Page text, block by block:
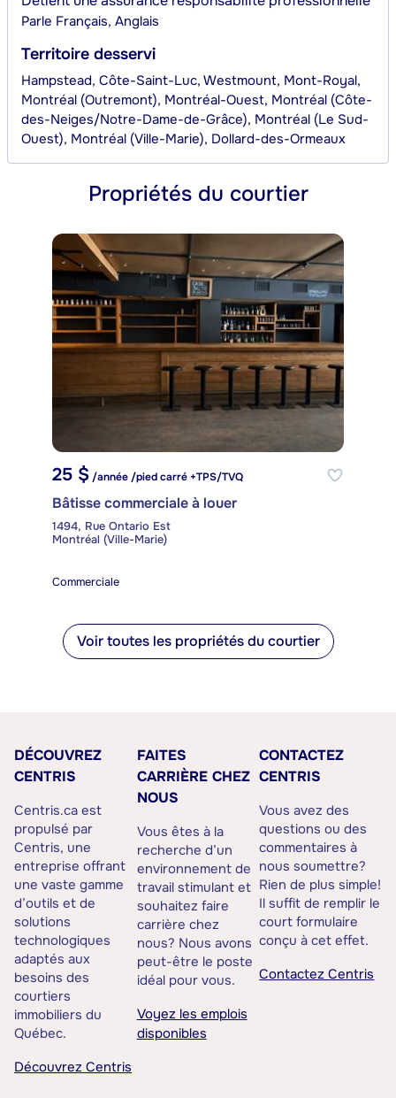
Parle Français, Anglais
Territoire desservi
Hampstead, Côte-Saint-Luc, Westmount, Mont-Royal,
Montréal (Outremont), Montréal-Ouest, Montréal (Côte-
des-Neiges/Notre-Dame-de-Grâce), Montréal (Le Sud-
Ouest), Montréal (Ville-Marie), Dollard-des-Ormeaux
Propriétés du courtier
25 $/année /pied carré +TPS/TVQ
Bâtisse commerciale à louer
1494, Rue Ontario Est
Montréal (Ville-Marie)
Commerciale
Voir toutes les propriétés du courtier
DÉCOUVREZ
CENTRIS
Centris.ca est
propulsé par
Centris, une
entreprise offrant
une vaste gamme
d’outils et de
solutions
technologiques
adaptés aux
besoins des
courtiers
immobiliers du
Québec.
Découvrez Centris
FAITES
CARRIÈRE CHEZ
NOUS
Vous êtes à la
recherche d’un
environnement de
travail stimulant et
souhaitez faire
carrière chez
nous? Nous avons
peut-être le poste
idéal pour vous.
Voyez les emplois
disponibles
CONTACTEZ
CENTRIS
Vous avez des
questions ou des
commentaires à
nous soumettre?
Rien de plus simple!
Il suffit de remplir le
court formulaire
conçu à cet effet.
Contactez Centris